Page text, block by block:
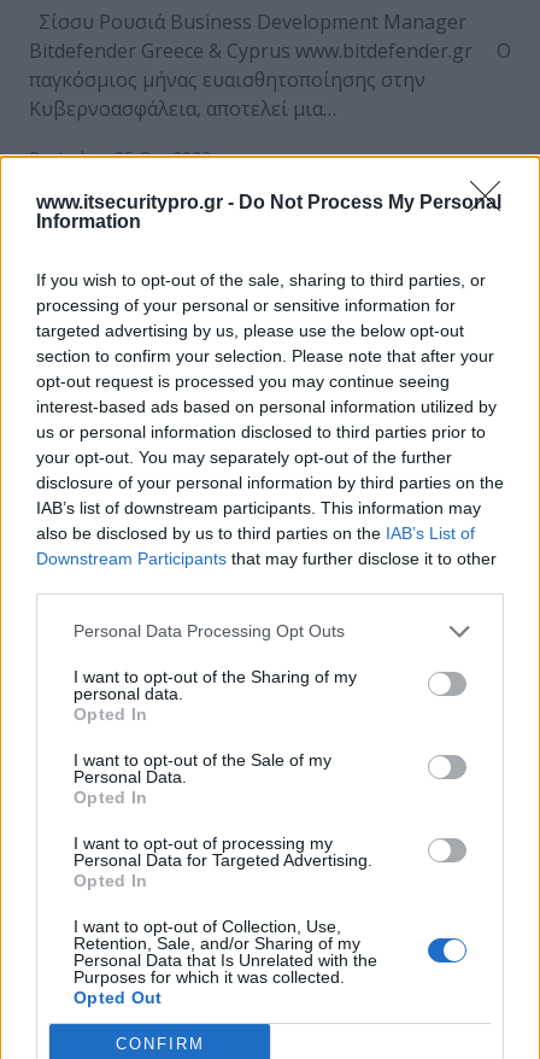
www.itsecuritypro.gr - Do Not Process My Personal
Information
If you wish to opt-out of the sale, sharing to third parties, or
processing of your personal or sensitive information for
targeted advertising by us, please use the below opt-out
section to confirm your selection. Please note that after your
opt-out request is processed you may continue seeing
interest-based ads based on personal information utilized by
us or personal information disclosed to third parties prior to
your opt-out. You may separately opt-out of the further
disclosure of your personal information by third parties on the
IAB’s list of downstream participants. This information may
also be disclosed by us to third parties on the IAB’s List of
Downstream Participants that may further disclose it to other
Personal Data Processing Opt Outs
I want to opt-out of the Sharing of my
personal data.
Opted In
I want to opt-out of the Sale of my
Personal Data.
Opted In
I want to opt-out of processing my
Personal Data for Targeted Advertising.
Opted In
I want to opt-out of Collection, Use,
Retention, Sale, and/or Sharing of my
Personal Data that Is Unrelated with the
Purposes for which it was collected.
Opted Out
CONFIRM
Σίσσυ Ρουσιά Business Development Manager
Bitdefender Greece & Cyprus www.bitdefender.gr Ο
παγκόσμιος μήνας ευαισθητοποίησης στην
Κυβερνοασφάλεια, αποτελεί μια…
Posted on 25 Οκτ 2023
Οι κατασκευαστές λύσεων και
πάροχοι υπηρεσιών
κυβερνοασφάλειας μπροστά σε
νέες προκλήσεις
Η αγορά της κυβερνοασφάλειας εξελίσσεται
συνεχώς και προσαρμόζεται στις αναδυόμενες
απειλές και τις τεχνολογικές εξελίξεις.
Παναγιώτης Καλαντζής Cyber Security & Data…
Posted on 25 Οκτ 2023
Ένας συνδυασμός που ανοίγει τον δρόμο για
συναρπαστικές συζητήσεις. Του Σταμάτη Πασσά
itSMF Hellas Vice-Chair Καθώς το καλοκαίρι…
Posted on 25 Οκτ 2023
ΤΕΛΕΥΤΑΙΟ ΤΕΥΧΟΣ